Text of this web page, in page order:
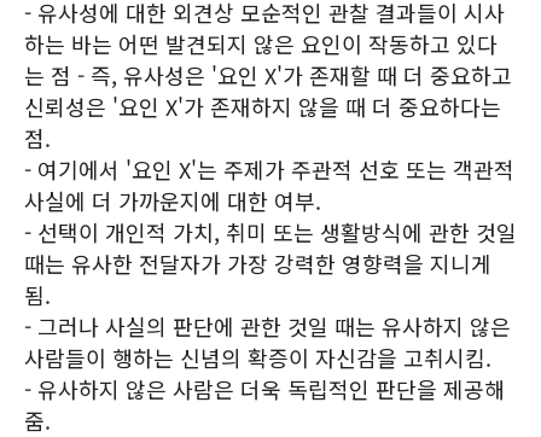
- 유사성에 대한 외견상 모순적인 관찰 결과들이 시사
하는 바는 어떤 발견되지 않은 요인이 작동하고 있다
는 점 - 즉, 유사성은 '요인 X'가 존재할 때 더 중요하고
신뢰성은 '요인 X'가 존재하지 않을 때 더 중요하다는
점.
- 여기에서 '요인 X'는 주제가 주관적 선호 또는 객관적
사실에 더 가까운지에 대한 여부.
- 선택이 개인적 가치, 취미 또는 생활방식에 관한 것일
때는 유사한 전달자가 가장 강력한 영향력을 지니게
됨.
- 그러나 사실의 판단에 관한 것일 때는 유사하지 않은
사람들이 행하는 신념의 확증이 자신감을 고취시킴.
- 유사하지 않은 사람은 더욱 독립적인 판단을 제공해
줌.